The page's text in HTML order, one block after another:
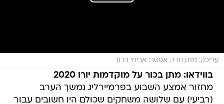
עריכה: מתן חדד, אפטר: אביחי ברוך
בווידאו: מתן בכור על מוקדמות יורו 2020
מחזור אמצע השבוע בפרמיירליג נמשך הערב
(רביעי) עם שלושה משחקים שכולם היו חשובים עבור